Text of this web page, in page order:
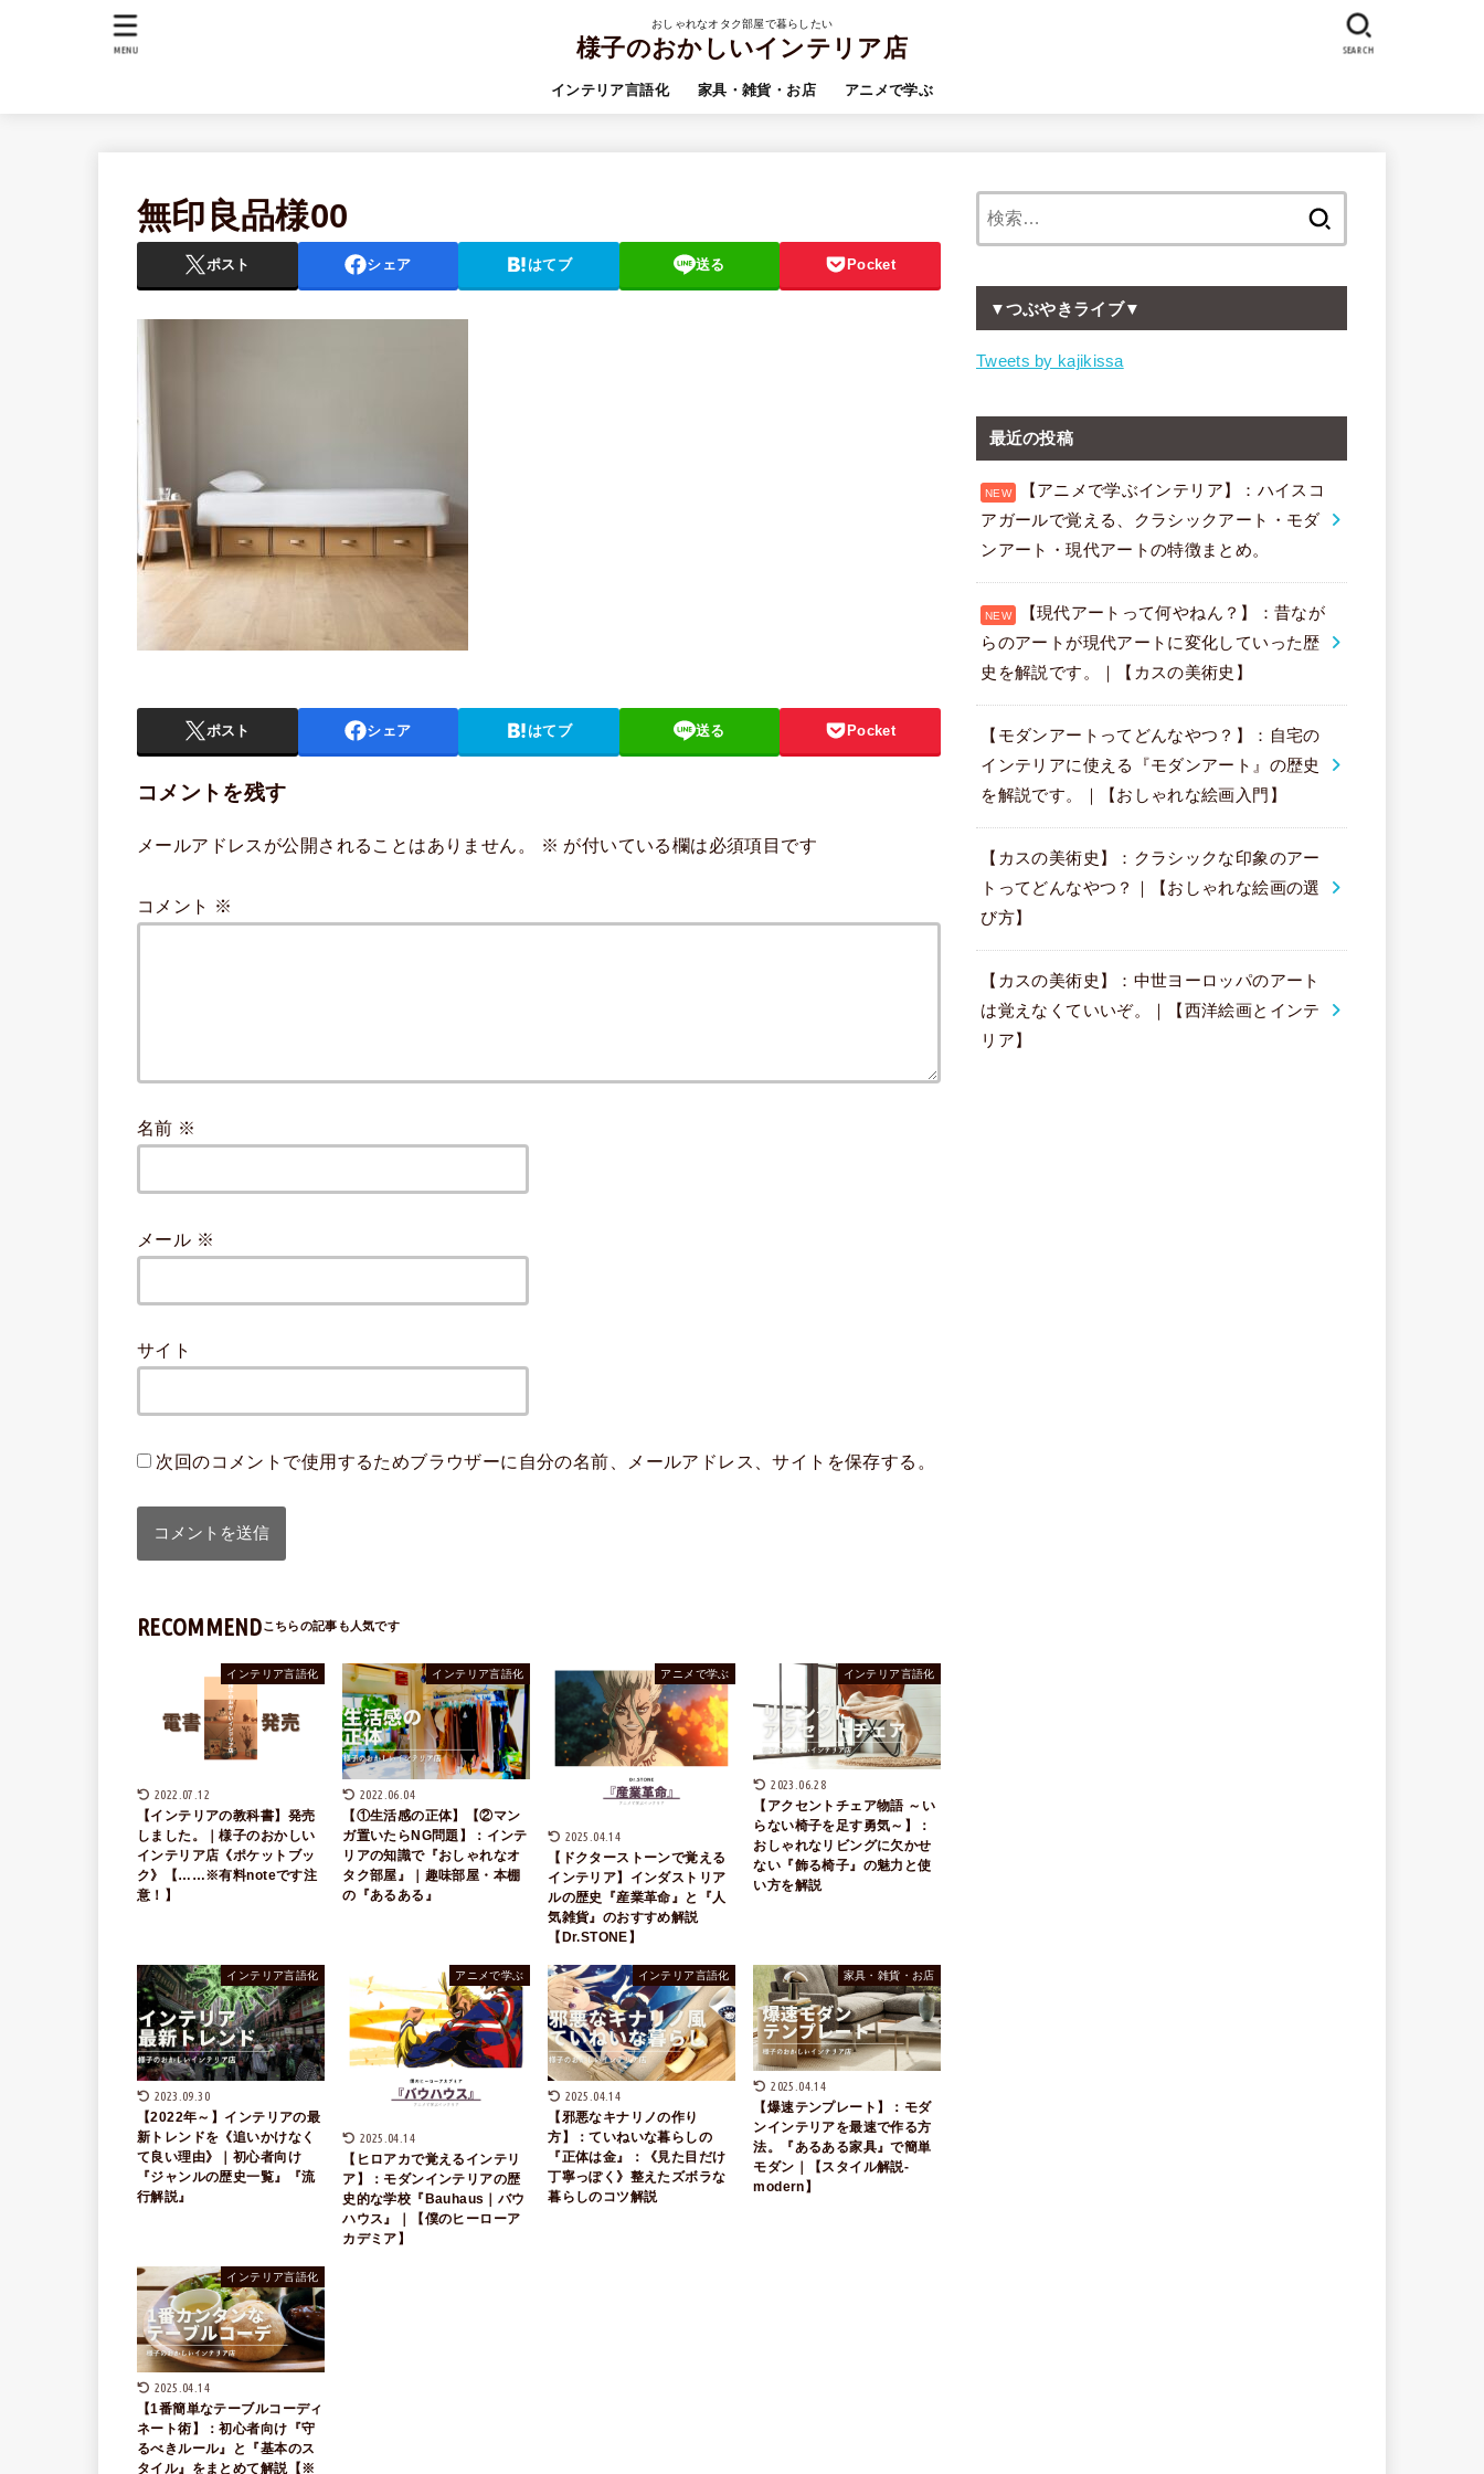
おしゃれなオタク部屋で暮らしたい
様子のおかしいインテリア店
インテリア言語化 家具・雑貨・お店 アニメで学ぶ
SEARCH
MENU
無印良品様00
ポスト シェア はてブ 送る Pocket
ポスト シェア はてブ 送る Pocket
コメントを残す
メールアドレスが公開されることはありません。 ※ が付いている欄は必須項目です
コメント ※
名前 ※
メール ※
サイト
次回のコメントで使用するためブラウザーに自分の名前、メールアドレス、サイトを保存する。
RECOMMEND
インテリア言語化
2022.07.12
【インテリアの教科書】発売
しました。｜様子のおかしい
インテリア店《ポケットブッ
ク》【……※有料noteです注
意！】
インテリア言語化
2022.06.04
【①生活感の正体】【②マン
ガ置いたらNG問題】：インテ
リアの知識で『おしゃれなオ
タク部屋』｜趣味部屋・本棚
の『あるある』
アニメで学ぶ
2025.04.14
【ドクターストーンで覚える
インテリア】インダストリア
ルの歴史『産業革命』と『人
気雑貨』のおすすめ解説
【Dr.STONE】
インテリア言語化
2023.06.28
【アクセントチェア物語 ～い
らない椅子を足す勇気～】：
おしゃれなリビングに欠かせ
ない『飾る椅子』の魅力と使
い方を解説
インテリア言語化
2023.09.30
【2022年～】インテリアの最
新トレンドを《追いかけなく
て良い理由》｜初心者向け
『ジャンルの歴史一覧』『流
行解説』
アニメで学ぶ
2025.04.14
【ヒロアカで覚えるインテリ
ア】：モダンインテリアの歴
史的な学校『Bauhaus｜バウ
ハウス』｜【僕のヒーローア
カデミア】
インテリア言語化
2025.04.14
【邪悪なキナリノの作り
方】：ていねいな暮らしの
『正体は金』：《見た目だけ
丁寧っぽく》整えたズボラな
暮らしのコツ解説
家具・雑貨・お店
2025.04.14
【爆速テンプレート】：モダ
ンインテリアを最速で作る方
法。『あるある家具』で簡単
モダン｜【スタイル解説-
modern】
インテリア言語化
2025.04.14
【1番簡単なテーブルコーディ
ネート術】：初心者向け『守
るべきルール』と『基本のス
タイル』をまとめて解説【※
▼つぶやきライブ▼
Tweets by kajikissa
最近の投稿
【アニメで学ぶインテリア】：ハイスコ
アガールで覚える、クラシックアート・モダ
ンアート・現代アートの特徴まとめ。
【現代アートって何やねん？】：昔なが
らのアートが現代アートに変化していった歴
史を解説です。｜【カスの美術史】
【モダンアートってどんなやつ？】：自宅の
インテリアに使える『モダンアート』の歴史
を解説です。｜【おしゃれな絵画入門】
【カスの美術史】：クラシックな印象のアー
トってどんなやつ？｜【おしゃれな絵画の選
び方】
【カスの美術史】：中世ヨーロッパのアート
は覚えなくていいぞ。｜【西洋絵画とインテ
リア】